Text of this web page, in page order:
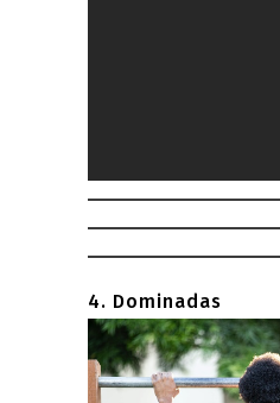
4. Dominadas